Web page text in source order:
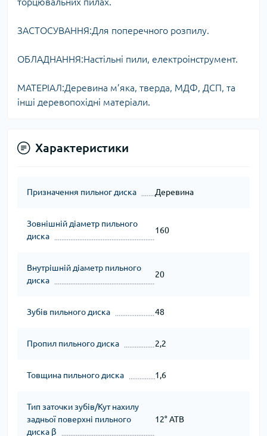
ЗАСТОСУВАННЯ:Для поперечного розпилу.
ОБЛАДНАННЯ:Настільні пили, електроінструмент.
МАТЕРІАЛ:Деревина м’яка, тверда, МДФ, ДСП, та
інші деревопохідні матеріали.
Характеристики
Призначення пильног диска Деревина
Зовнішній діаметр пильного
диска
160
Внутрішній діаметр пильного
диска
20
Зубів пильного диска 48
Пропил пильного диска 2,2
Товщина пильного диска 1,6
Тип заточки зубів/Кут нахилу
задньої поверхні пильного
диска β
12° ATB